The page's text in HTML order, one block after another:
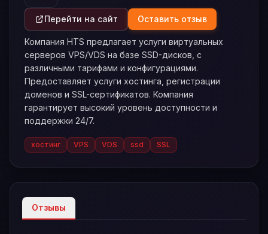
Перейти на сайт Оставить отзыв
Компания HTS предлагает услуги виртуальных
серверов VPS/VDS на базе SSD-дисков, с
различными тарифами и конфигурациями.
Предоставляет услуги хостинга, регистрации
доменов и SSL-сертификатов. Компания
гарантирует высокий уровень доступности и
поддержки 24/7.
хостинг VPS VDS ssd SSL
Отзывы